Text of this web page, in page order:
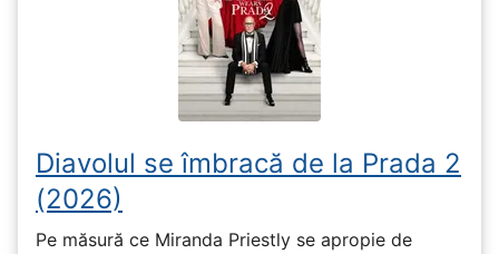
Diavolul se îmbracă de la Prada 2
(2026)
Pe măsură ce Miranda Priestly se apropie de